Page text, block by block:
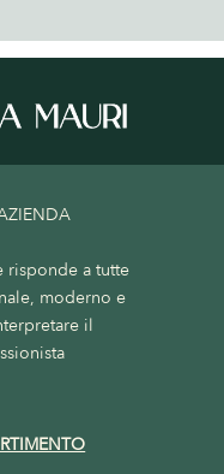
risponde a tutte
moderno e
il